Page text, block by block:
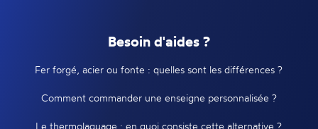
Besoin d'aides ?
Fer forgé, acier ou fonte : quelles sont les différences ?
Comment commander une enseigne personnalisée ?
Le thermolaquage : en quoi consiste cette alternative ?